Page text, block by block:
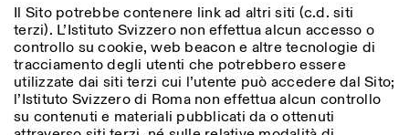
Il Sito potrebbe contenere link ad altri siti (c.d. siti
terzi). L’Istituto Svizzero non effettua alcun accesso o
controllo su cookie, web beacon e altre tecnologie di
tracciamento degli utenti che potrebbero essere
utilizzate dai siti terzi cui l’utente può accedere dal Sito;
l’Istituto Svizzero di Roma non effettua alcun controllo
su contenuti e materiali pubblicati da o ottenuti